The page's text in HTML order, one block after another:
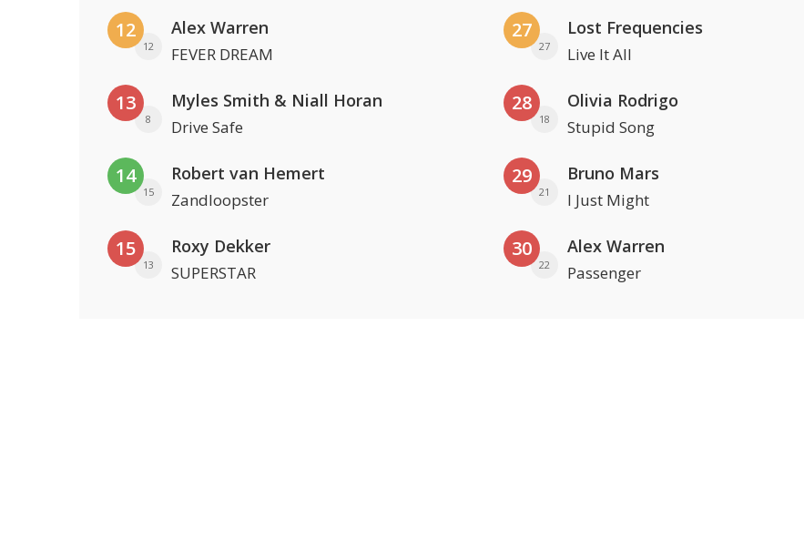
12
12
Alex Warren
FEVER DREAM
13
8
Myles Smith & Niall Horan
Drive Safe
14
15
Robert van Hemert
Zandloopster
15
13
Roxy Dekker
SUPERSTAR
27
27
Lost Frequencies
Live It All
28
18
Olivia Rodrigo
Stupid Song
29
21
Bruno Mars
I Just Might
30
22
Alex Warren
Passenger